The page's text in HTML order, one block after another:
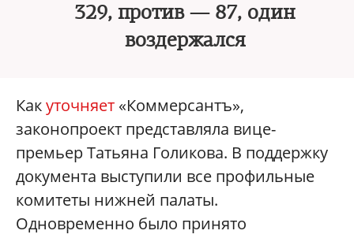
329, против — 87, один
воздержался
Какуточняет «Коммерсантъ»,
законопроект представляла вице-
премьер Татьяна Голикова. В поддержку
документа выступили все профильные
комитеты нижней палаты.
Одновременно было принято